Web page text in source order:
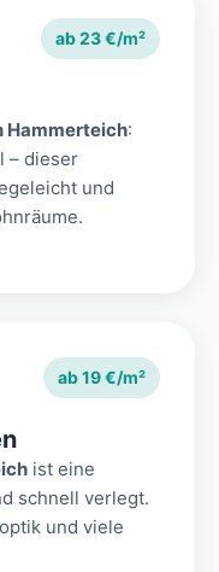
ab 23 €/m²
Hammerteich:
– dieser
und
ab 19 €/m²
ist eine
schnell verlegt.
und viele